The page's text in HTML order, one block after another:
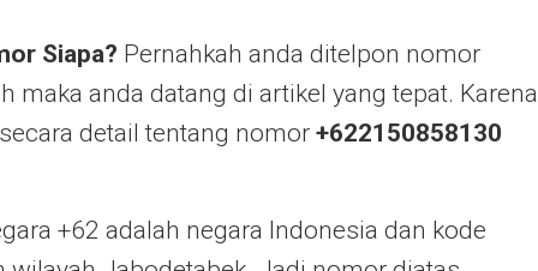
Siapa? Pernahkah anda ditelpon nomor
maka anda datang di artikel yang tepat. Karena
detail tentang nomor +622150858130
+62 adalah negara Indonesia dan kode